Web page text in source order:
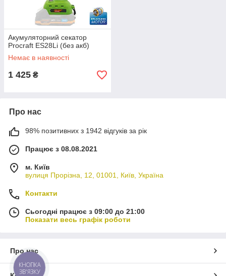
Акумуляторний секатор
Procraft ES28Li (без акб)
Немає в наявності
1 425 ₴
Про нас
98% позитивних з 1942 відгуків за рік
Працює з 08.08.2021
м. Київ
вулиця Прорізна, 12, 01001, Київ, Україна
Контакти
Сьогодні працює з 09:00 до 21:00
Показати весь графік роботи
Про нас
КНОПКА
ЗВ'ЯЗКУ